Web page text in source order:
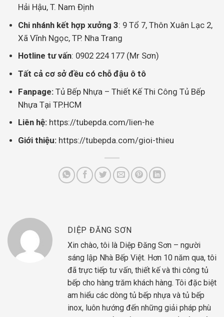
Hải Hậu, T. Nam Định
Chi nhánh kết hợp xưởng 3: 9 Tổ 7, Thôn Xuân Lạc 2,
Xã Vĩnh Ngọc, TP. Nha Trang
Hotline tư vấn: 0902 224 177 (Mr Sơn)
Tất cả cơ sở đều có chỗ đậu ô tô
Fanpage: Tủ Bếp Nhựa – Thiết Kế Thi Công Tủ Bếp
Nhựa Tại TP.HCM
Liên hệ: https://tubepda.com/lien-he
Giới thiệu: https://tubepda.com/gioi-thieu
DIỆP ĐĂNG SƠN
Xin chào, tôi là Diệp Đăng Sơn – người
sáng lập Nhà Bếp Việt. Hơn 10 năm qua, tôi
đã trực tiếp tư vấn, thiết kế và thi công tủ
bếp cho hàng trăm khách hàng. Tôi đặc biệt
am hiểu các dòng tủ bếp nhựa và tủ bếp
inox, luôn hướng đến những giải pháp phù